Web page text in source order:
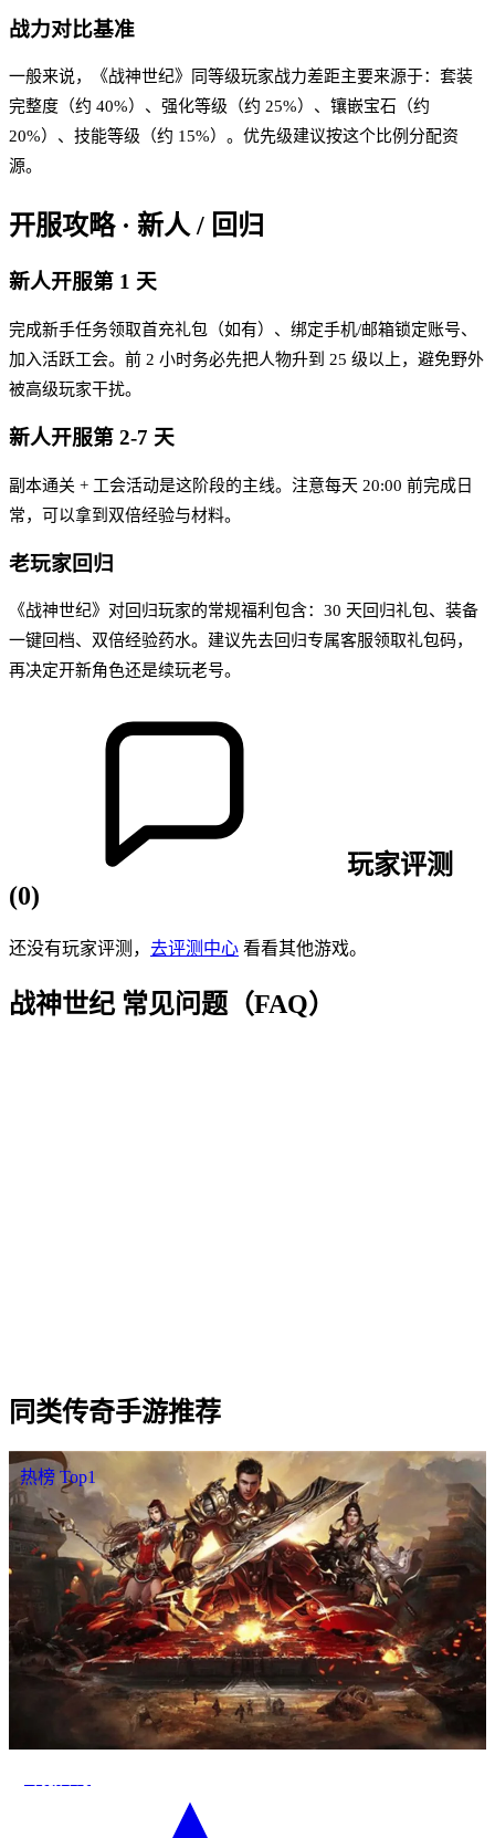
战力对比基准
一般来说，《战神世纪》同等级玩家战力差距主要来源于：套装
完整度（约 40%）、强化等级（约 25%）、镶嵌宝石（约
20%）、技能等级（约 15%）。优先级建议按这个比例分配资
源。
开服攻略 · 新人 / 回归
新人开服第 1 天
完成新手任务领取首充礼包（如有）、绑定手机/邮箱锁定账号、
加入活跃工会。前 2 小时务必先把人物升到 25 级以上，避免野外
被高级玩家干扰。
新人开服第 2-7 天
副本通关 + 工会活动是这阶段的主线。注意每天 20:00 前完成日
常，可以拿到双倍经验与材料。
老玩家回归
《战神世纪》对回归玩家的常规福利包含：30 天回归礼包、装备
一键回档、双倍经验药水。建议先去回归专属客服领取礼包码，
再决定开新角色还是续玩老号。
玩家评测
(0)
还没有玩家评测， 去评测中心 看看其他游戏。
战神世纪 常见问题（FAQ）
同类传奇手游推荐
热榜 Top1